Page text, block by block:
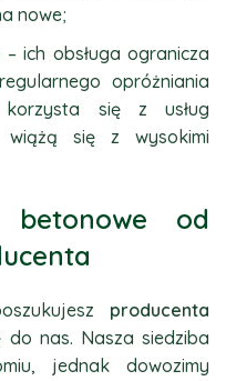
nowe;
ich obsługa ogranicza
opróżniania
się z usług
wiążą się z wysokimi
od
producenta
do nas. Nasza siedziba
jednak dowozimy